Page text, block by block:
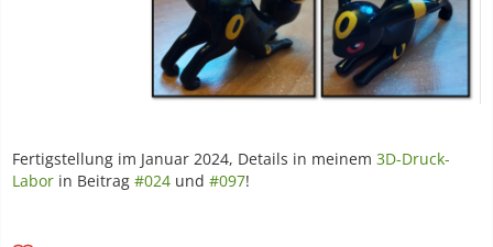
Fertigstellung im Januar 2024, Details in meinem 3D-Druck-
Labor in Beitrag #024 und #097!